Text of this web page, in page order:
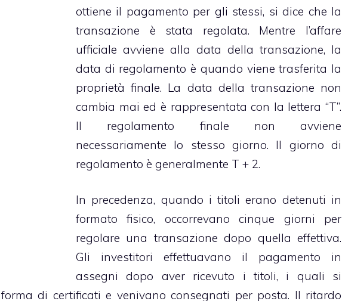
ottiene il pagamento per gli stessi, si dice che la
transazione è stata regolata. Mentre l’affare
ufficiale avviene alla data della transazione, la
data di regolamento è quando viene trasferita la
proprietà finale. La data della transazione non
cambia mai ed è rappresentata con la lettera “T”.
Il regolamento finale non avviene
necessariamente lo stesso giorno. Il giorno di
regolamento è generalmente T + 2.
In precedenza, quando i titoli erano detenuti in
formato fisico, occorrevano cinque giorni per
regolare una transazione dopo quella effettiva.
Gli investitori effettuavano il pagamento in
assegni dopo aver ricevuto i titoli, i quali si
di certificati e venivano consegnati per posta. Il ritardo